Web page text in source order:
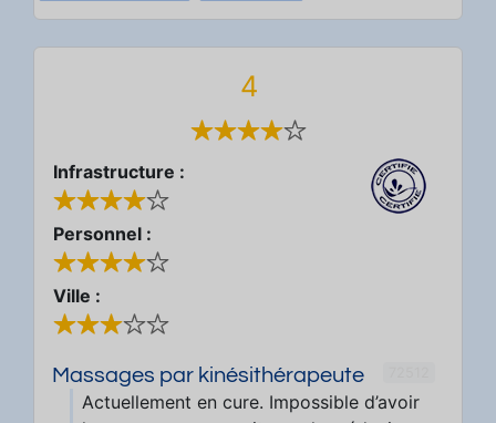
4
Infrastructure :
Personnel :
Ville :
Massages par kinésithérapeute
Actuellement en cure. Impossible d’avoir